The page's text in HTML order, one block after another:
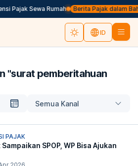
Pajak Sewa Rumah Berita Pajak dalam
ID
"surat pemberitahuan
Semua Kanal
PAJAK
SPOP, WP Bisa Ajukan